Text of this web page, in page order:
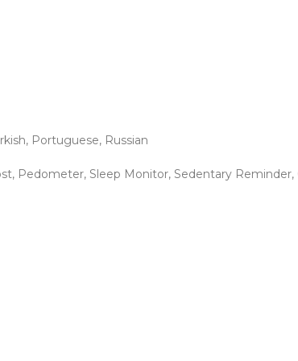
Portuguese, Russian
Pedometer, Sleep Monitor, Sedentary Reminder,